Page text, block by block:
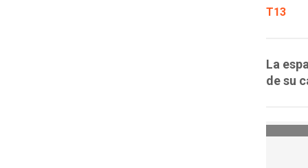
T13
La
de su